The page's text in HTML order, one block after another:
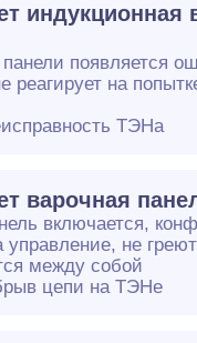
индукционная
появляется
реагирует на
ТЭНа
варочная
включается,
управление, не
между собой
цепи на ТЭНе